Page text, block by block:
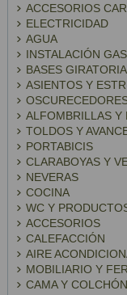
ACCESORIOS
ELECTRICIDAD
AGUA
INSTALACIÓN GAS
BASES
ASIENTOS Y
ALFOMBRILLAS Y
TOLDOS Y
PORTABICIS
CLARABOYAS Y
NEVERAS
COCINA
WC Y
ACCESORIOS
CALEFACCIÓN
AIRE
MOBILIARIO Y
CAMA Y COLCHÓN